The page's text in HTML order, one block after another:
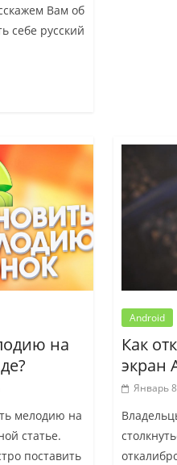
Вам об
себе русский
на
мелодию на
статье.
поставить
Android
Как
экран
Январь